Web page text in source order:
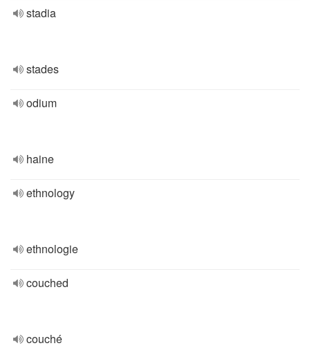
stadia
stades
odium
haine
ethnology
ethnologie
couched
couché